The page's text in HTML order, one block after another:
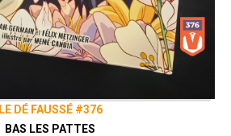
LE DÉ FAUSSÉ #376
BAS LES PATTES